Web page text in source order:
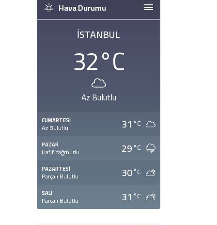
Hava Durumu
İSTANBUL
32°C
Az Bulutlu
CUMARTESI
Az Bulutlu 31 °C
PAZAR
Hafif Yağmurlu 29°C
PAZARTESI
Parçalı Bulutlu 30°C
SALI
Parçalı Bulutlu 31 °C